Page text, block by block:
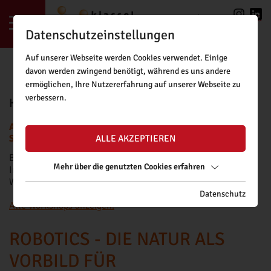
LOGIN|REGISTRIERUNG
KLASSE!FORSCHUNG BUCHUNGSTOOL
ACHTUNG: BUCHUNGSANFRAGEN FÜR DAS NEUE
SCHULJAHR SIND AB FREITAG, 11.09.2026, MÖGLICH.
Bitte beachten Sie unsere
Informationen zu Fördermöglichkeiten für kostenpflichtige
Workshops finden Siehier.
Alle Workshops anzeigen.
ROBOTICS - DIE NATUR ALS
VORBILD FÜR
Datenschutzeinstellungen
Auf unserer Webseite werden Cookies verwendet. Einige
davon werden zwingend benötigt, während es uns andere
ermöglichen, Ihre Nutzererfahrung auf unserer Webseite zu
verbessern.
ALLE AKZEPTIEREN
Mehr über die genutzten Cookies erfahren
Datenschutz